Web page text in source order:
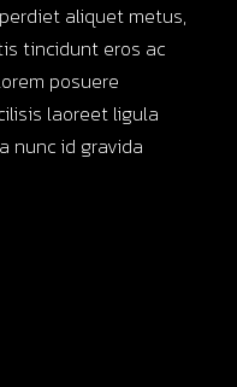
aliquet metus,
tincidunt eros ac
posuere
laoreet ligula
nunc id gravida